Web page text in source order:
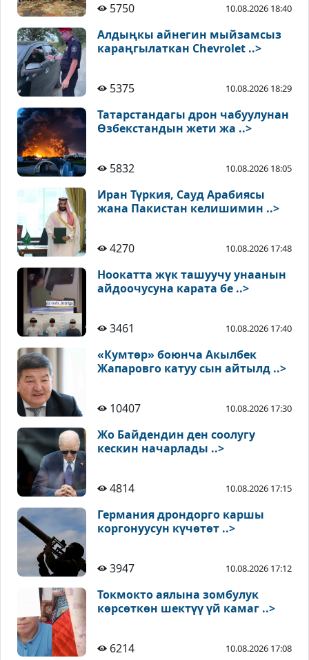
5750
10.08.2026 18:40
Алдыңкы айнегин мыйзамсыз
караңгылаткан Chevrolet ..>
5375 10.08.2026 18:29
Татарстандагы дрон чабуулунан
Өзбекстандын жети жа ..>
5832 10.08.2026 18:05
Иран Түркия, Сауд Арабиясы
жана Пакистан келишимин ..>
4270 10.08.2026 17:48
Ноокатта жүк ташуучу унаанын
айдоочусуна карата бе ..>
3461 10.08.2026 17:40
«Кумтөр» боюнча Акылбек
Жапаровго катуу сын айтылд ..>
10407 10.08.2026 17:30
Жо Байдендин ден соолугу
кескин начарлады ..>
4814 10.08.2026 17:15
Германия дрондорго каршы
коргонуусун күчөтөт ..>
3947 10.08.2026 17:12
Токмокто аялына зомбулук
көрсөткөн шектүү үй камаг ..>
6214 10.08.2026 17:08